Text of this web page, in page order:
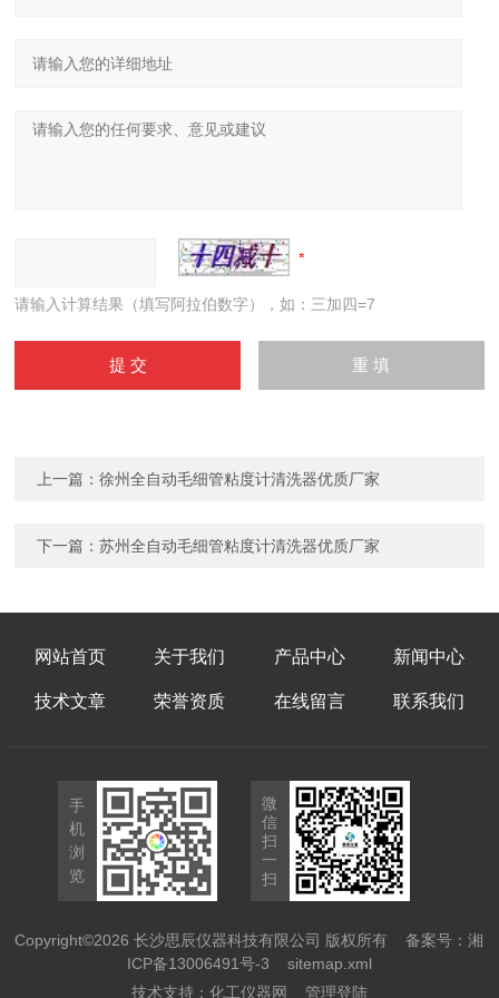
请输入计算结果（填写阿拉伯数字），如：三加四=7
上一篇：徐州全自动毛细管粘度计清洗器优质厂家
下一篇：苏州全自动毛细管粘度计清洗器优质厂家
网站首页 关于我们 产品中心 新闻中心
技术文章 荣誉资质 在线留言 联系我们
手
机
浏
览
微
信
扫
一
扫
Copyright©2026 长沙思辰仪器科技有限公司 版权所有备案号：湘
ICP备13006491号-3
sitemap.xml
技术支持： 化工仪器网 管理登陆